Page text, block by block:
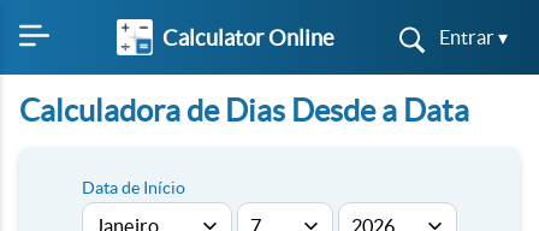
Calculator Online Entrar ▾
Calculadora de Dias Desde a Data
Data de Início